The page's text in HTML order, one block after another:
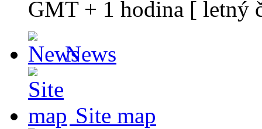
GMT + 1 hodina [ letný
News
Site map